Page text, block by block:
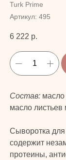
Turk Prime
Артикул: 495
6 222 р.
Состав:
масло
Сыворотка
содержит
протеины,